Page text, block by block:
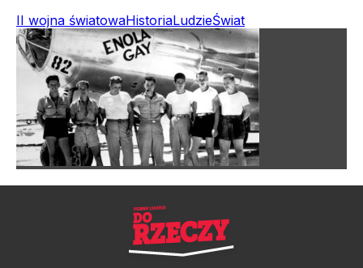
II wojna światowaHistoriaLudzieŚwiat